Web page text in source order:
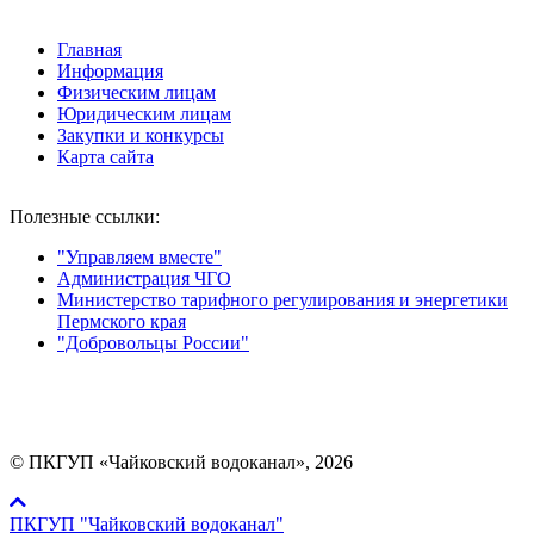
Главная
Информация
Физическим лицам
Юридическим лицам
Закупки и конкурсы
Карта сайта
Полезные ссылки:
"Управляем вместе"
Администрация ЧГО
Министерство тарифного регулирования и энергетики
Пермского края
"Добровольцы России"
© ПКГУП «Чайковский водоканал», 2026
ПКГУП "Чайковский водоканал"